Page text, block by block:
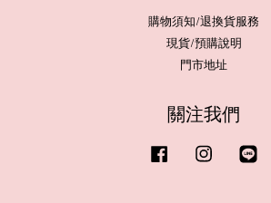
購物須知/退換貨服務
現貨/預購說明
門市地址
關注我們
Facebook Instagram